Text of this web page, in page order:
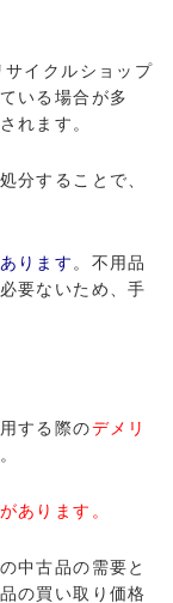
サイクルショップ
いる場合が多
れます。
分することで、
ります 。不用品
要ないため、手
する際のデメリ
あります。
中古品の需要と
の買い取り価格